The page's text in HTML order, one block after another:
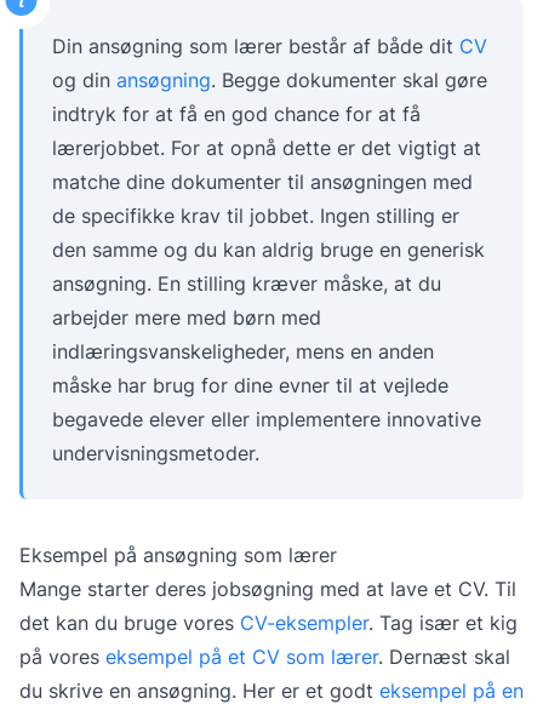
Din ansøgning som lærer består af både dit CV
og din ansøgning. Begge dokumenter skal gøre
indtryk for at få en god chance for at få
lærerjobbet. For at opnå dette er det vigtigt at
matche dine dokumenter til ansøgningen med
de specifikke krav til jobbet. Ingen stilling er
den samme og du kan aldrig bruge en generisk
ansøgning. En stilling kræver måske, at du
arbejder mere med børn med
indlæringsvanskeligheder, mens en anden
måske har brug for dine evner til at vejlede
begavede elever eller implementere innovative
undervisningsmetoder.
Eksempel på ansøgning som lærer
Mange starter deres jobsøgning med at lave et CV. Til
det kan du bruge vores CV-eksempler. Tag især et kig
på vores eksempel på et CV som lærer. Dernæst skal
du skrive en ansøgning. Her er et godt eksempel på en